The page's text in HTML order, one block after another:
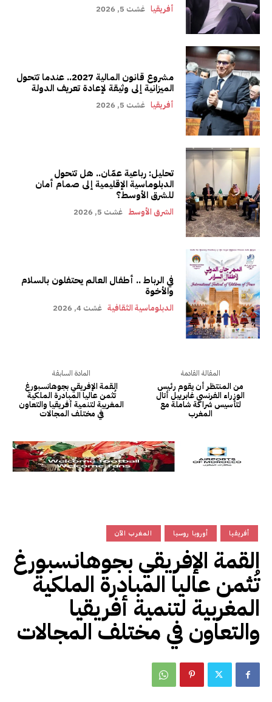
أفريقيا غشت 5, 2026
مشروع قانون المالية 2027.. عندما تتحول
الميزانية إلى وثيقة لإعادة تعريف الدولة
أفريقيا غشت 5, 2026
تحليل: رباعية عمّان.. هل تتحول
الدبلوماسية الإقليمية إلى صمام أمان
للشرق الأوسط؟
الشرق الأوسط غشت 5, 2026
في الرباط .. أطفال العالم يحتفلون بالسلام
والأخوة
الدبلوماسية الثقافية غشت 4, 2026
المادة السابقة
القمة الإفريقي بجوهانسبورغ
تُثمن عاليا المبادرة الملكية
المغربية لتنمية أفريقيا والتعاون
في مختلف المجالات
المقالة القادمة
من المنتظر أن يقوم رئيس
الوزراء الفرنسي غابرييل أتال
لتأسيس شراكة شاملة مع
المغرب